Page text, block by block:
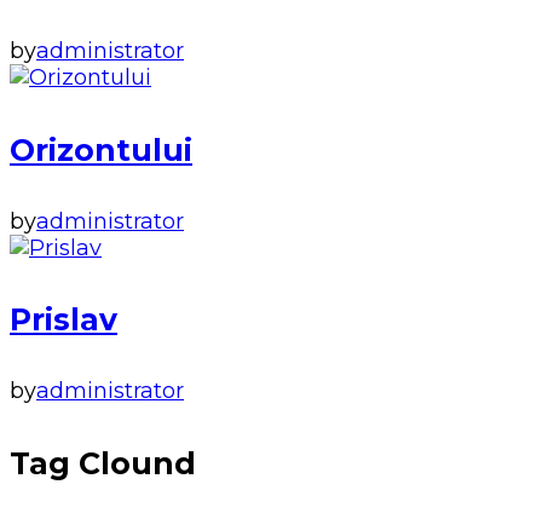
byadministrator
Orizontului
byadministrator
Prislav
byadministrator
Tag Clound